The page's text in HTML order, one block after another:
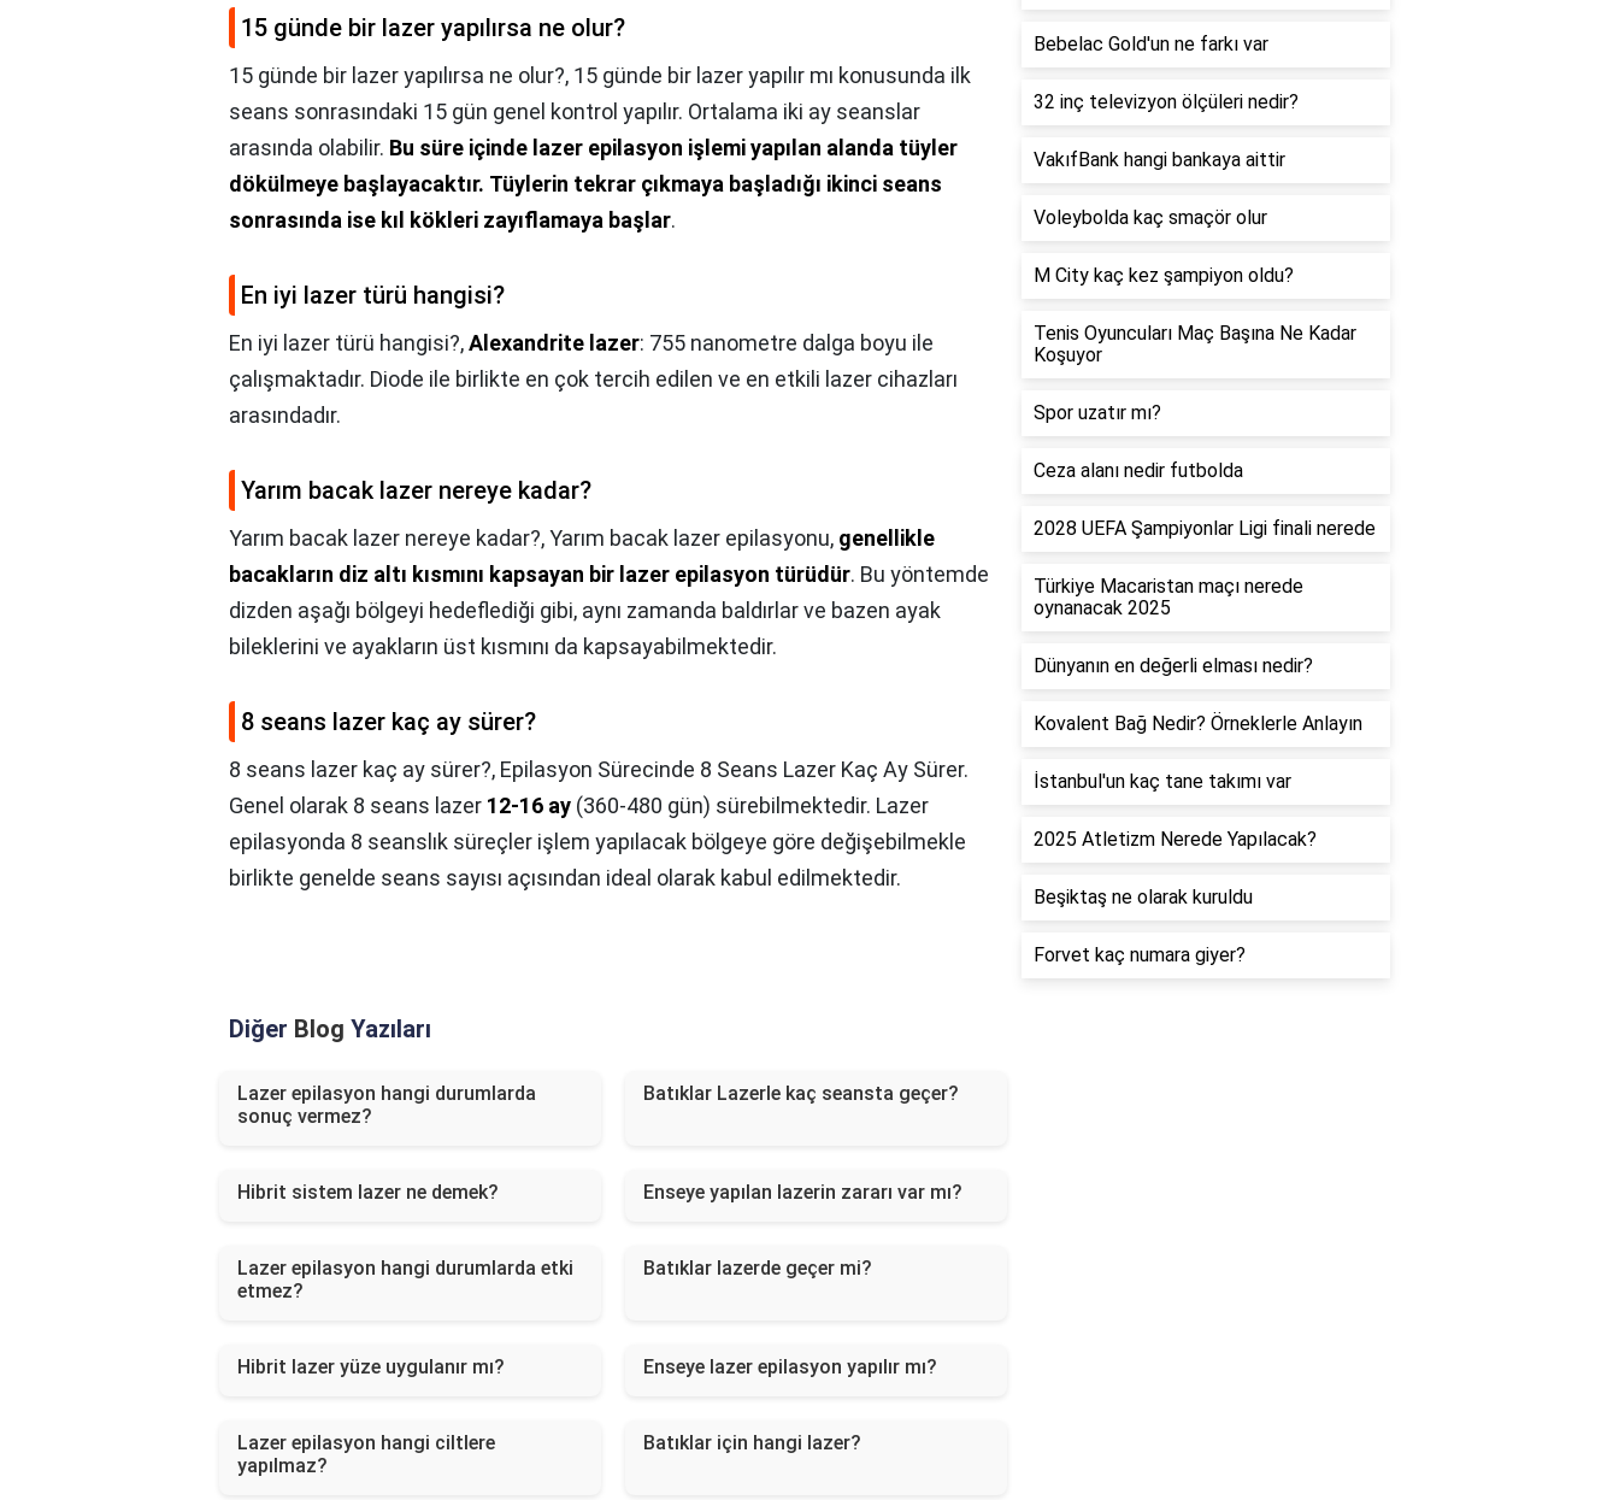
15 günde bir lazer yapılırsa ne olur?
15 günde bir lazer yapılırsa ne olur?, 15 günde bir lazer yapılır mı konusunda ilk
seans sonrasındaki 15 gün genel kontrol yapılır. Ortalama iki ay seanslar
arasında olabilir. Bu süre içinde lazer epilasyon işlemi yapılan alanda tüyler
dökülmeye başlayacaktır. Tüylerin tekrar çıkmaya başladığı ikinci seans
sonrasında ise kıl kökleri zayıflamaya başlar.
En iyi lazer türü hangisi?
En iyi lazer türü hangisi?,Alexandrite lazer: 755 nanometre dalga boyu ile
çalışmaktadır. Diode ile birlikte en çok tercih edilen ve en etkili lazer cihazları
arasındadır.
Yarım bacak lazer nereye kadar?
Yarım bacak lazer nereye kadar?,Yarım bacak lazer epilasyonu, genellikle
bacakların diz altı kısmını kapsayan bir lazer epilasyon türüdür. Bu yöntemde
dizden aşağı bölgeyi hedeflediği gibi, aynı zamanda baldırlar ve bazen ayak
bileklerini ve ayakların üst kısmını da kapsayabilmektedir.
8 seans lazer kaç ay sürer?
8 seans lazer kaç ay sürer?, Epilasyon Sürecinde 8 Seans Lazer Kaç Ay Sürer.
Genel olarak 8 seans lazer 12-16 ay (360-480 gün) sürebilmektedir. Lazer
epilasyonda 8 seanslık süreçler işlem yapılacak bölgeye göre değişebilmekle
birlikte genelde seans sayısı açısından ideal olarak kabul edilmektedir.
Diğer Blog Yazıları
Lazer epilasyon hangi durumlarda
sonuç vermez?
Batıklar Lazerle kaç seansta geçer?
Hibrit sistem lazer ne demek? Enseye yapılan lazerin zararı var mı?
Lazer epilasyon hangi durumlarda etki
etmez?
Batıklar lazerde geçer mi?
Hibrit lazer yüze uygulanır mı? Enseye lazer epilasyon yapılır mı?
Lazer epilasyon hangi ciltlere
yapılmaz?
Batıklar için hangi lazer?
Bebelac Gold'un ne farkı var
32 inç televizyon ölçüleri nedir?
VakıfBank hangi bankaya aittir
Voleybolda kaç smaçör olur
M City kaç kez şampiyon oldu?
Tenis Oyuncuları Maç Başına Ne Kadar
Koşuyor
Spor uzatır mı?
Ceza alanı nedir futbolda
2028 UEFA Şampiyonlar Ligi finali nerede
Türkiye Macaristan maçı nerede
oynanacak 2025
Dünyanın en değerli elması nedir?
Kovalent Bağ Nedir? Örneklerle Anlayın
İstanbul'un kaç tane takımı var
2025 Atletizm Nerede Yapılacak?
Beşiktaş ne olarak kuruldu
Forvet kaç numara giyer?